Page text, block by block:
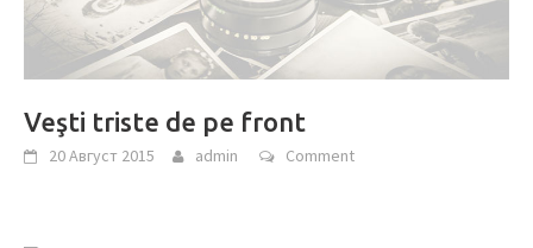
Veşti triste de pe front
20 Август 2015 admin Comment